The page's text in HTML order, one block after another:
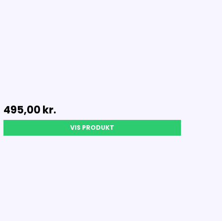
495,00 kr.
VIS PRODUKT